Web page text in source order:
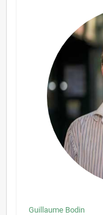
Guillaume Bodin